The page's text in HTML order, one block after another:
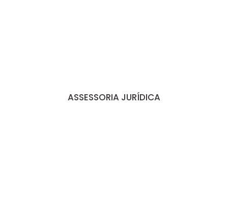
ASSESSORIA JURÍDICA